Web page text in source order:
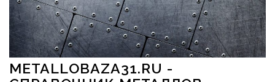
Перейти к содержимому
METALLOBAZA31.RU -